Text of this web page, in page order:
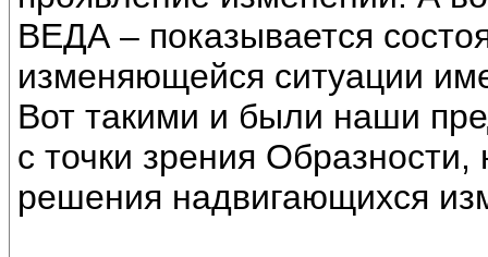
ВЕДА – показывается
изменяющейся ситуации
Вот такими и были наши
с точки зрения
решения надвигающихся